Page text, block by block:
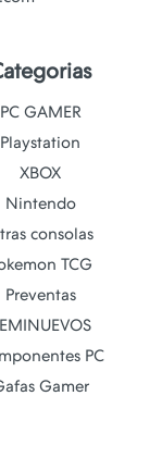
PC GAMER
Playstation
XBOX
Nintendo
consolas
TCG
Preventas
PC
Gamer